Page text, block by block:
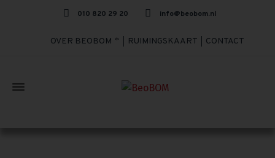
010 820 29 20 info@beobom.nl
OVER BEOBOM RUIMINGSKAART CONTACT